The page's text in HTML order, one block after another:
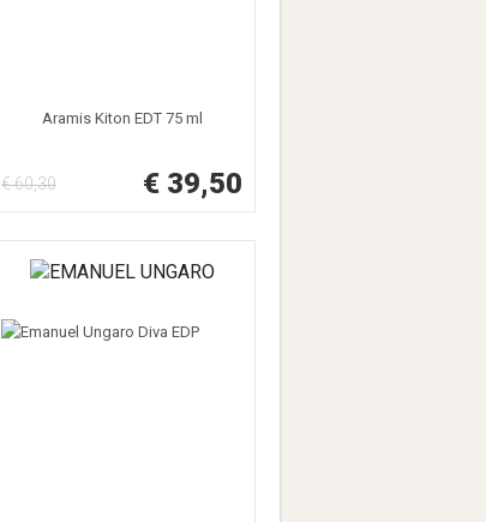
Aramis Kiton EDT 75 ml
€ 60,30 € 39,50